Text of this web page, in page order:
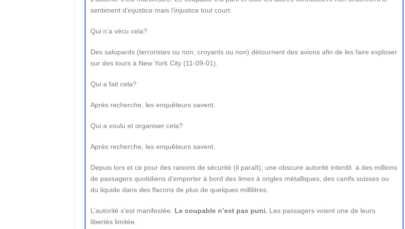
sentiment d’injustice mais l’injustice tout court.
Qui n’a vécu cela?
Des salopards (terroristes ou non, croyants ou non) détournent des avions afin de les faire exploser
sur des tours à New York City (11-09-01).
Qui a fait cela?
Après recherche, les enquêteurs savent.
Qui a voulu et organiser cela?
Après recherche, les enquêteurs savent.
Depuis lors et ce pour des raisons de sécurité (il paraît), une obscure autorité interdit à des millions
de passagers quotidiens d’emporter à bord des limes à ongles métalliques, des canifs suisses ou
du liquide dans des flacons de plus de quelques millilitres.
L’autorité s’est manifestée. Le coupable n’est pas puni. Les passagers voient une de leurs
libertés limitée.